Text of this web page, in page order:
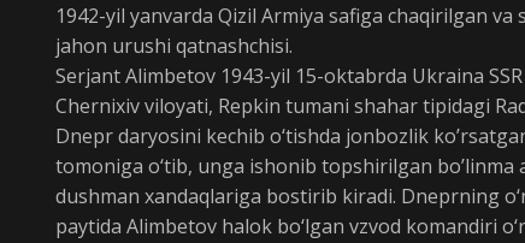
1942-yil yanvarda Qizil Armiya safiga chaqirilgan va
jahon urushi qatnashchisi.
Serjant Alimbetov 1943-yil 15-oktabrda Ukraina
Chernixiv viloyati, Repkin tumani shahar tipidagi
Dnepr daryosini kechib o‘tishda jonbozlik
tomoniga o‘tib, unga ishonib topshirilgan bo’linma
dushman xandaqlariga bostirib kiradi. Dneprning
paytida Alimbetov halok bo‘lgan vzvod komandiri